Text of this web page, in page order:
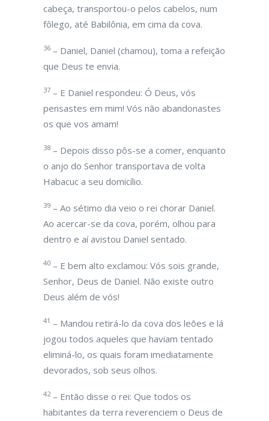
cabeça, transportou-o pelos cabelos, num
fôlego, até Babilônia, em cima da cova.
36 – Daniel, Daniel (chamou), toma a refeição
que Deus te envia.
37 – E Daniel respondeu: Ó Deus, vós
pensastes em mim! Vós não abandonastes
os que vos amam!
38 – Depois disso pôs-se a comer, enquanto
o anjo do Senhor transportava de volta
Habacuc a seu domicílio.
39 – Ao sétimo dia veio o rei chorar Daniel.
Ao acercar-se da cova, porém, olhou para
dentro e aí avistou Daniel sentado.
40 – E bem alto exclamou: Vós sois grande,
Senhor, Deus de Daniel. Não existe outro
Deus além de vós!
41 – Mandou retirá-lo da cova dos leões e lá
jogou todos aqueles que haviam tentado
eliminá-lo, os quais foram imediatamente
devorados, sob seus olhos.
42– Então disse o rei: Que todos os
habitantes da terra reverenciem o Deus de